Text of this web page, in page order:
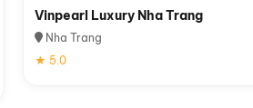
Vinpearl Luxury Nha Trang
Nha Trang
★ 5.0